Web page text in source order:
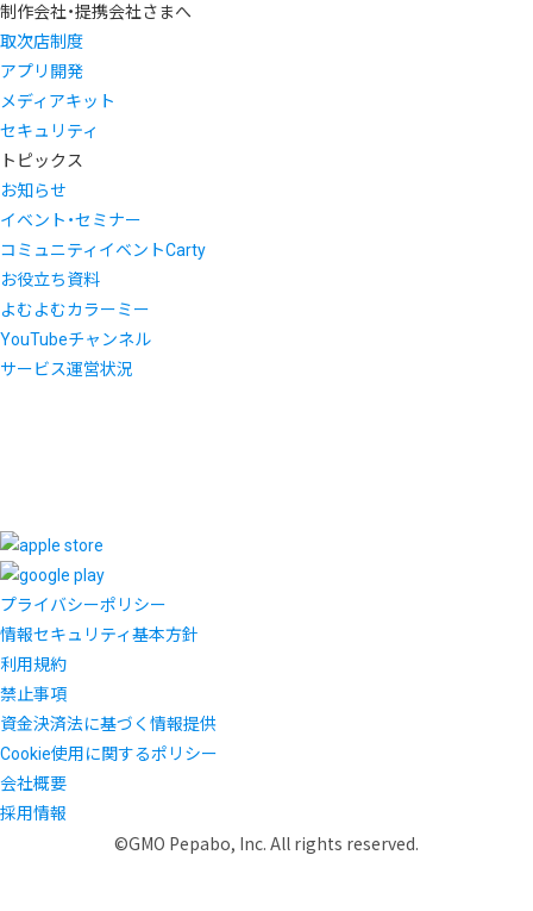
制作会社・提携会社さまへ
取次店制度
アプリ開発
メディアキット
セキュリティ
トピックス
お知らせ
イベント・セミナー
コミュニティイベントCarty
お役立ち資料
よむよむカラーミー
YouTubeチャンネル
サービス運営状況
プライバシーポリシー
情報セキュリティ基本方針
利用規約
禁止事項
資金決済法に基づく情報提供
Cookie使用に関するポリシー
会社概要
採用情報
©GMO Pepabo, Inc. All rights reserved.